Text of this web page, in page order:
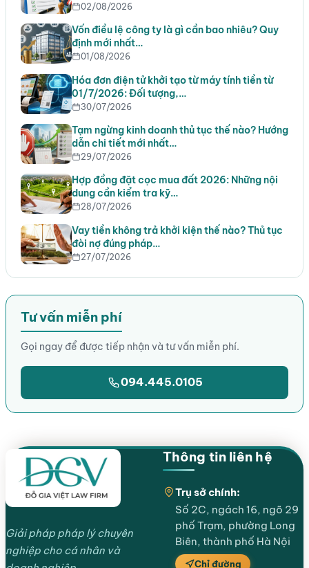
02/08/2026
Vốn điều lệ công ty là gì cần bao nhiêu? Quy
định mới nhất…
01/08/2026
Hóa đơn điện tử khởi tạo từ máy tính tiền từ
01/7/2026: Đối tượng,…
30/07/2026
Tạm ngừng kinh doanh thủ tục thế nào? Hướng
dẫn chi tiết mới nhất…
29/07/2026
Hợp đồng đặt cọc mua đất 2026: Những nội
dung cần kiểm tra kỹ…
28/07/2026
Vay tiền không trả khởi kiện thế nào? Thủ tục
đòi nợ đúng pháp…
27/07/2026
Tư vấn miễn phí
Gọi ngay để được tiếp nhận và tư vấn miễn phí.
094.445.0105
Giải pháp pháp lý chuyên
nghiệp cho cá nhân và
Thông tin liên hệ
Trụ sở chính:
Số 2C, ngách 16, ngõ 29
phố Trạm, phường Long
Biên, thành phố Hà Nội
Chỉ đường